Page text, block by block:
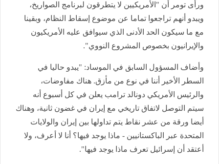
ورأى تومر أن "الأمريكيين لا يتطرقون لبرنامج الصواريخ،
ويبدو أنهم تراجعوا تماما عن موضوع إسقاط النظام، وبقينا
مع ما سيكون الحد الأدنى الذي سيوافق عليه الأمريكيون
والإيرانيون بخصوص المشروع النووي".
وأضاف المسؤول السابق في الموساد: "يبدو حاليا في
السطر الأخير أننا في نوع من مأزق. هناك مفاوضات،
والرئيس الأمريكي دونالد ترامب يعلن في كل أسبوع أنه
سيتم التوصل لاتفاق تاريخي مع إيران في غضون ثانية، وهناك
أيضا ورقة من عشر نقاط يتم تداولها بين إيران والولايات
المتحدة عبر الباكستانيين - ماذا يوجد فيها؟ أنا لا أعرف، ولا
أعتقد أن إسرائيل تعرف ماذا يوجد فيها".